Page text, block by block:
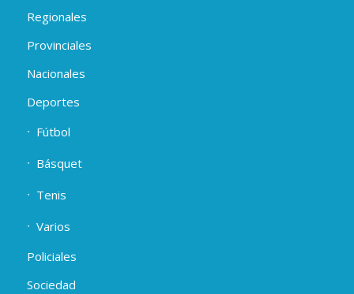
Regionales
Provinciales
Nacionales
Deportes
Fútbol
Básquet
Tenis
Varios
Policiales
Sociedad